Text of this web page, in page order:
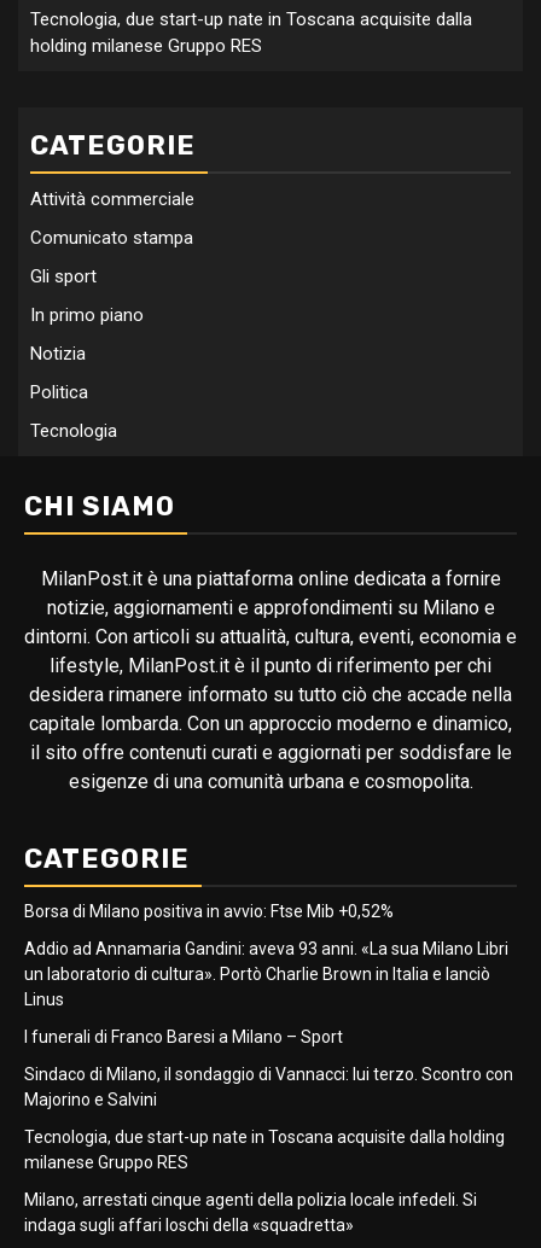
Tecnologia, due start-up nate in Toscana acquisite dalla
holding milanese Gruppo RES
CATEGORIE
Attività commerciale
Comunicato stampa
Gli sport
In primo piano
Notizia
Politica
Tecnologia
CHI SIAMO
MilanPost.it è una piattaforma online dedicata a fornire
notizie, aggiornamenti e approfondimenti su Milano e
dintorni. Con articoli su attualità, cultura, eventi, economia e
lifestyle, MilanPost.it è il punto di riferimento per chi
desidera rimanere informato su tutto ciò che accade nella
capitale lombarda. Con un approccio moderno e dinamico,
il sito offre contenuti curati e aggiornati per soddisfare le
esigenze di una comunità urbana e cosmopolita.
CATEGORIE
Borsa di Milano positiva in avvio: Ftse Mib +0,52%
Addio ad Annamaria Gandini: aveva 93 anni. «La sua Milano Libri
un laboratorio di cultura». Portò Charlie Brown in Italia e lanciò
Linus
I funerali di Franco Baresi a Milano – Sport
Sindaco di Milano, il sondaggio di Vannacci: lui terzo. Scontro con
Majorino e Salvini
Tecnologia, due start-up nate in Toscana acquisite dalla holding
milanese Gruppo RES
Milano, arrestati cinque agenti della polizia locale infedeli. Si
indaga sugli affari loschi della «squadretta»